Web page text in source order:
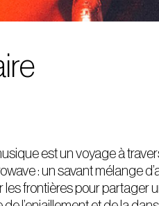
est un voyage à
: un savant mélange
frontières pour partager